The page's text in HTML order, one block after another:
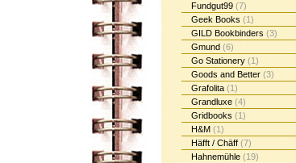
Fundgut99 (7)
Geek Books (1)
GILD Bookbinders (3)
Gmund (6)
Go Stationery (1)
Goods and Better (3)
Grafolita (1)
Grandluxe (4)
Gridbooks (1)
H&M (1)
Häfft / Chäff (7)
Hahnemühle (19)